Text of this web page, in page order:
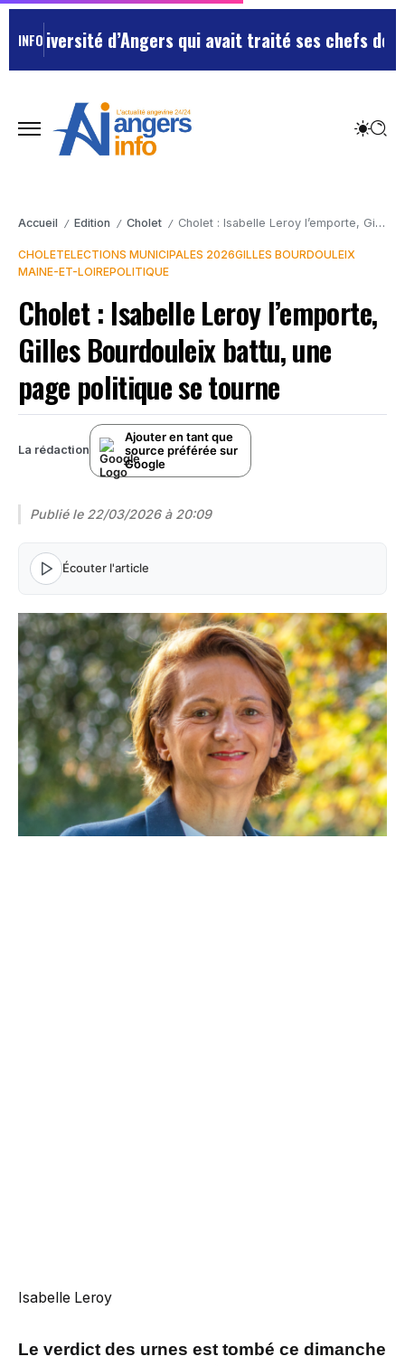
INFO d’Angers qui avait traité ses chefs de “chiens”
Accueil / Edition / Cholet / Cholet : Isabelle Leroy l’emporte, Gilles Bourdouleix battu, une page politique se tourne
CHOLETELECTIONS MUNICIPALES 2026GILLES BOURDOULEIX
MAINE-ET-LOIREPOLITIQUE
Cholet : Isabelle Leroy l’emporte,
Gilles Bourdouleix battu, une
page politique se tourne
La rédaction
Ajouter en tant que
source préférée sur
Google
Publié le 22/03/2026 à 20:09
Écouter l'article
Isabelle Leroy
Le verdict des urnes est tombé ce dimanche